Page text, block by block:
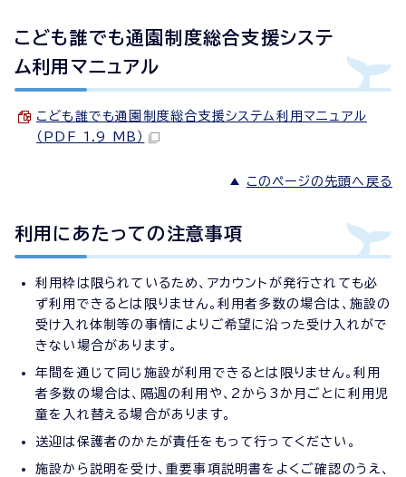
こども誰でも通園制度総合支援システ
ム利用マニュアル
こども誰でも通園制度総合支援システム利用マニュアル
（PDF 1.9 MB）
このページの先頭へ戻る
利用にあたっての注意事項
利用枠は限られているため、アカウントが発行されても必
ず利用できるとは限りません。利用者多数の場合は、施設の
受け入れ体制等の事情によりご希望に沿った受け入れがで
きない場合があります。
年間を通じて同じ施設が利用できるとは限りません。利用
者多数の場合は、隔週の利用や、2から3か月ごとに利用児
童を入れ替える場合があります。
送迎は保護者のかたが責任をもって行ってください。
施設から説明を受け、重要事項説明書をよくご確認のうえ、